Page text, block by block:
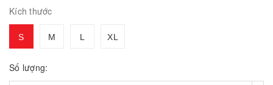
Kích thước
S M L XL
Số lượng: